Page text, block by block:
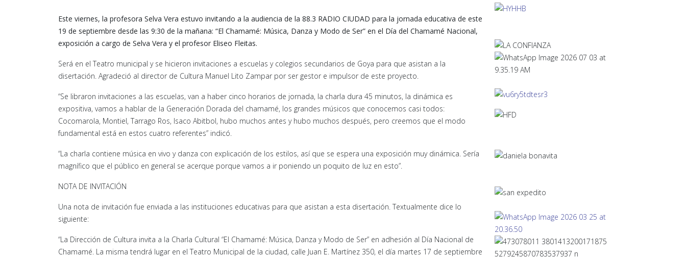
Este viernes, la profesora Selva Vera estuvo invitando a la audiencia de la 88.3 RADIO CIUDAD para la jornada educativa de este
19 de septiembre desde las 9:30 de la mañana: “El Chamamé: Música, Danza y Modo de Ser” en el Día del Chamamé Nacional,
exposición a cargo de Selva Vera y el profesor Eliseo Fleitas.
Será en el Teatro municipal y se hicieron invitaciones a escuelas y colegios secundarios de Goya para que asistan a la
disertación. Agradeció al director de Cultura Manuel Lito Zampar por ser gestor e impulsor de este proyecto.
“Se libraron invitaciones a las escuelas, van a haber cinco horarios de jornada, la charla dura 45 minutos, la dinámica es
expositiva, vamos a hablar de la Generación Dorada del chamamé, los grandes músicos que conocemos casi todos:
Cocomarola, Montiel, Tarrago Ros, Isaco Abitbol, hubo muchos antes y hubo muchos después, pero creemos que el modo
fundamental está en estos cuatro referentes” indicó.
“La charla contiene música en vivo y danza con explicación de los estilos, así que se espera una exposición muy dinámica. Sería
magnífico que el público en general se acerque porque vamos a ir poniendo un poquito de luz en esto”.
NOTA DE INVITACIÓN
Una nota de invitación fue enviada a las instituciones educativas para que asistan a esta disertación. Textualmente dice lo
siguiente:
“La Dirección de Cultura invita a la Charla Cultural “El Chamamé: Música, Danza y Modo de Ser” en adhesión al Día Nacional de
Chamamé. La misma tendrá lugar en el Teatro Municipal de la ciudad, calle Juan E. Martínez 350, el día martes 17 de septiembre